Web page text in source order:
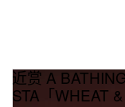
近赏 A
STA「WHEAT